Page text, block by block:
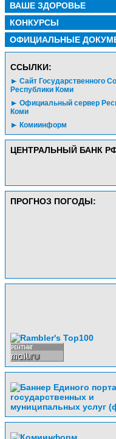
ВАШЕ ЗДОРОВЬЕ
КОНКУРСЫ
ОФИЦИАЛЬНЫЕ
CСЫЛКИ:
Сайт Государственного
Республики Коми
Официальный сервер
Коми
Комиинформ
ЦЕНТРАЛЬНЫЙ БАНК
ПРОГНОЗ ПОГОДЫ: